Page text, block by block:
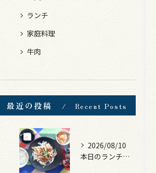
ランチ
家庭料理
牛肉
最近の投稿 Recent Posts
2026/08/10
本日のランチは、豚の生姜焼き！